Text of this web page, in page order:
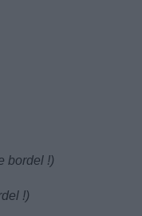
bordel !)
!)